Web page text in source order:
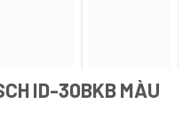
ID-30BKB MÀU